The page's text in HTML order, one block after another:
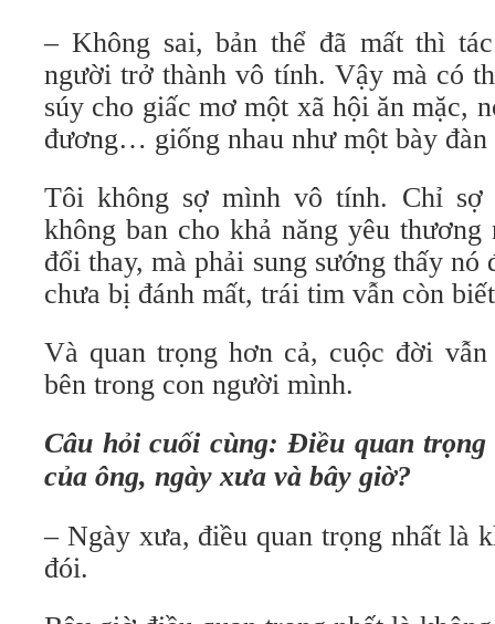
– Không sai, bản thể đã mất thì
người trở thành vô tính. Vậy mà có
súy cho giấc mơ một xã hội ăn mặc,
đương… giống nhau như một bày
Tôi không sợ mình vô tính. Chỉ sợ
không ban cho khả năng yêu
đổi thay, mà phải sung sướng thấy nó
chưa bị đánh mất, trái tim vẫn còn
Và quan trọng hơn cả, cuộc đời
bên trong con người mình.
Câu hỏi cuối cùng: Điều quan trọng
của ông, ngày xưa và bây giờ?
– Ngày xưa, điều quan trọng nhất là
đói.